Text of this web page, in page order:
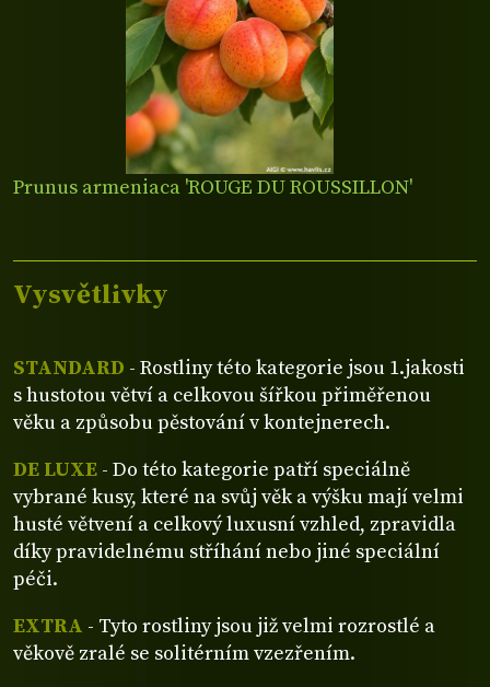
Prunus armeniaca 'ROUGE DU ROUSSILLON'
Vysvětlivky
STANDARD - Rostliny této kategorie jsou 1.jakosti
s hustotou větví a celkovou šířkou přiměřenou
věku a způsobu pěstování v kontejnerech.
DE LUXE - Do této kategorie patří speciálně
vybrané kusy, které na svůj věk a výšku mají velmi
husté větvení a celkový luxusní vzhled, zpravidla
díky pravidelnému stříhání nebo jiné speciální
péči.
EXTRA - Tyto rostliny jsou již velmi rozrostlé a
věkově zralé se solitérním vzezřením.